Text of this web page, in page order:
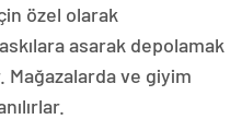
özel olarak
asarak depolamak
ve giyim